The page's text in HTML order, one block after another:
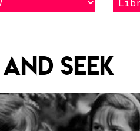
Seek